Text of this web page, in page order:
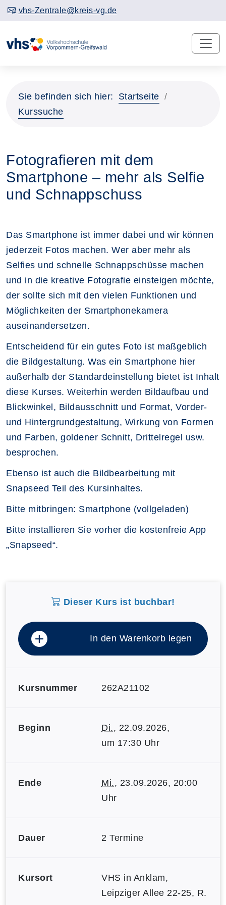
vhs-Zentrale@kreis-vg.de
Sie befinden sich hier:
Startseite
Kurssuche
Fotografieren mit dem
Smartphone – mehr als Selfie
und Schnappschuss
Das Smartphone ist immer dabei und wir können
jederzeit Fotos machen. Wer aber mehr als
Selfies und schnelle Schnappschüsse machen
und in die kreative Fotografie einsteigen möchte,
der sollte sich mit den vielen Funktionen und
Möglichkeiten der Smartphonekamera
auseinandersetzen.
Entscheidend für ein gutes Foto ist maßgeblich
die Bildgestaltung. Was ein Smartphone hier
außerhalb der Standardeinstellung bietet ist Inhalt
diese Kurses. Weiterhin werden Bildaufbau und
Blickwinkel, Bildausschnitt und Format, Vorder-
und Hintergrundgestaltung, Wirkung von Formen
und Farben, goldener Schnitt, Drittelregel usw.
besprochen.
Ebenso ist auch die Bildbearbeitung mit
Snapseed Teil des Kursinhaltes.
Bitte mitbringen: Smartphone (vollgeladen)
Bitte installieren Sie vorher die kostenfreie App
„Snapseed“.
Dieser Kurs ist buchbar!
In den Warenkorb legen
Kursnummer 262A21102
Beginn Di., 22.09.2026,
um 17:30 Uhr
Ende Mi., 23.09.2026, 20:00
Uhr
Dauer 2 Termine
Kursort
VHS in Anklam,
Leipziger Allee 22-25, R.